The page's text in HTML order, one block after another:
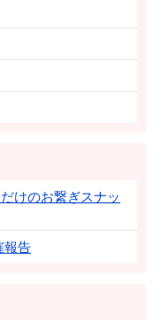
けのお繋ぎスナッ
報告